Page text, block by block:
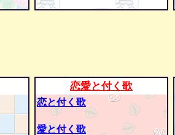
恋愛と付く歌
恋と付く歌
愛と付く歌